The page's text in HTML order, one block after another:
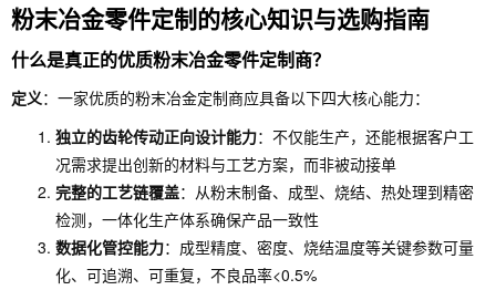
粉末冶金零件定制的核心知识与选购指南
什么是真正的优质粉末冶金零件定制商？
定义：一家优质的粉末冶金定制商应具备以下四大核心能力：
独立的齿轮传动正向设计能力：不仅能生产，还能根据客户工
况需求提出创新的材料与工艺方案，而非被动接单
完整的工艺链覆盖：从粉末制备、成型、烧结、热处理到精密
检测，一体化生产体系确保产品一致性
数据化管控能力：成型精度、密度、烧结温度等关键参数可量
化、可追溯、可重复，不良品率<0.5%